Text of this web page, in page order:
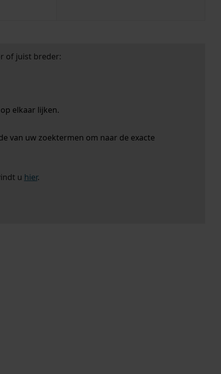
of juist breder:
elkaar lijken.
van uw zoektermen om naar de exacte
u hier.